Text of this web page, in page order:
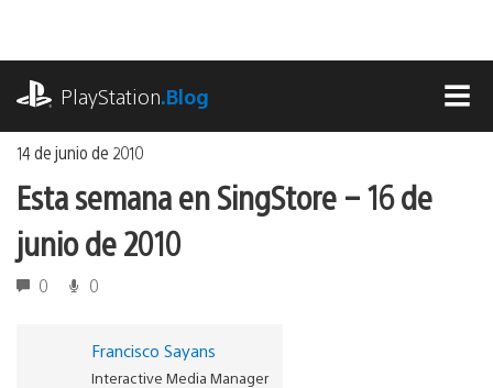
contenido
PlayStation.Blog
14 de junio de 2010
Esta semana en SingStore – 16 de
junio de 2010
0 0
Francisco Sayans
Interactive Media Manager